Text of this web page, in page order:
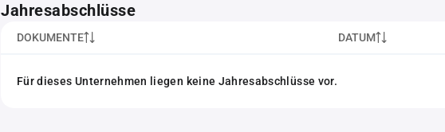
Jahresabschlüsse
DOKUMENTE DATUM
Für dieses Unternehmen liegen keine Jahresabschlüsse vor.